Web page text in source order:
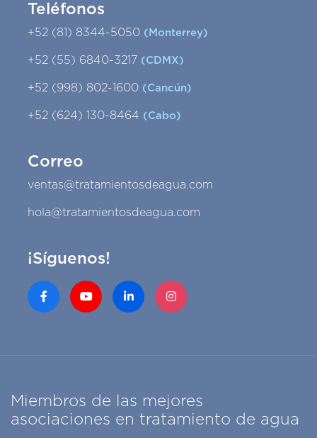
Teléfonos
+52 (81) 8344-5050 (Monterrey)
+52 (55) 6840-3217 (CDMX)
+52 (998) 802-1600 (Cancún)
+52 (624) 130-8464 (Cabo)
Correo
ventas@tratamientosdeagua.com
hola@tratamientosdeagua.com
¡Síguenos!
Miembros de las mejores
asociaciones en tratamiento de agua